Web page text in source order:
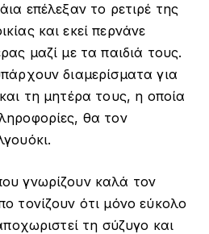
επέλεξαν το ρετιρέ της
και εκεί περνάνε
μαζί με τα παιδιά τους.
διαμερίσματα για
τη μητέρα τους, η οποία
θα τον
γνωρίζουν καλά τον
τονίζουν ότι μόνο εύκολο
τη σύζυγο και